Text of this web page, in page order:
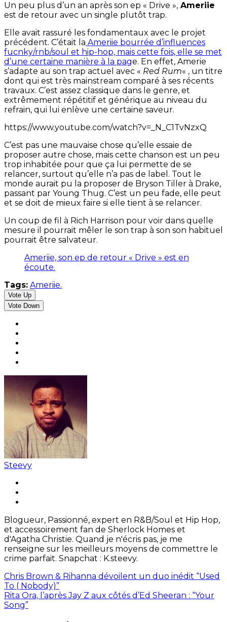
Un peu plus d’un an après son ep « Drive », Ameriie
est de retour avec un single plutôt trap.
Elle avait rassuré les fondamentaux avec le projet
précédent. C’était la Ameriie bourrée d’influences
fucnky/rnb/soul et hip-hop, mais cette fois, elle se met
d’une certaine manière à la page. En effet, Amerie
s’adapte au son trap actuel avec « Red Rum« , un titre
dont qui est très mainstream comparé à ses récents
travaux. C’est assez classique dans le genre, et
extrêmement répétitif et générique au niveau du
refrain, qui lui enlève une certaine saveur.
https://www.youtube.com/watch?v=_N_C1TvNzxQ
C’est pas une mauvaise chose qu’elle essaie de
proposer autre chose, mais cette chanson est un peu
trop inhabitée pour que ça lui permette de se
relancer, surtout qu’elle n’a pas de label. Tout le
monde aurait pu la proposer de Bryson Tiller à Drake,
passant par Young Thug. C’est un peu fade, elle peut
et se doit de mieux faire si elle tient à se relancer.
Un coup de fil à Rich Harrison pour voir dans quelle
mesure il pourrait mêler le son trap à son son habituel
pourrait être salvateur.
Ameriie, son ep de retour « Drive » est en
écoute.
Tags: Ameriie.
Vote Up
Vote Down
Steevy
Blogueur, Passionné, expert en R&B/Soul et Hip Hop,
et accessoirement fan de Sherlock Homes et
d'Agatha Christie. Quand je n'écris pas, je me
renseigne sur les meilleurs moyens de commettre le
crime parfait. Snapchat : K.steevy.
Chris Brown & Rihanna dévoilent un duo inédit “Used
To ( Nobody)”
Rita Ora, l’après Jay Z aux côtés d’Ed Sheeran : “Your
Song”